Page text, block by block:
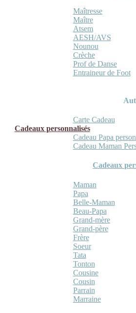
Maîtresse
Maître
Atsem
AESH/AVS
Nounou
Crèche
Prof de Danse
Entraineur de Foot
Carte Cadeau
Cadeaux personnalisés
Cadeau Papa
Cadeau Maman
Cadeaux
Maman
Papa
Belle-Maman
Beau-Papa
Grand-mère
Grand-père
Frère
Soeur
Tata
Tonton
Cousine
Cousin
Parrain
Marraine